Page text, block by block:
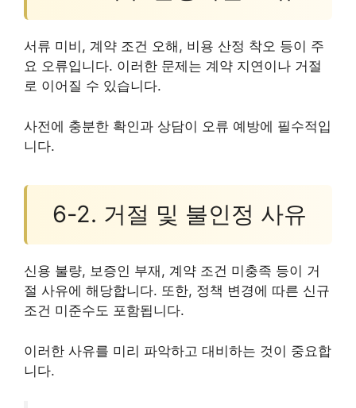
서류 미비, 계약 조건 오해, 비용 산정 착오 등이 주
요 오류입니다. 이러한 문제는 계약 지연이나 거절
로 이어질 수 있습니다.
사전에 충분한 확인과 상담이 오류 예방에 필수적입
니다.
6-2. 거절 및 불인정 사유
신용 불량, 보증인 부재, 계약 조건 미충족 등이 거
절 사유에 해당합니다. 또한, 정책 변경에 따른 신규
조건 미준수도 포함됩니다.
이러한 사유를 미리 파악하고 대비하는 것이 중요합
니다.